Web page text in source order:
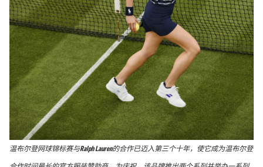
温布尔登网球锦标赛与Ralph Lauren的合作已迈入第三个十年，使它成为温布尔登